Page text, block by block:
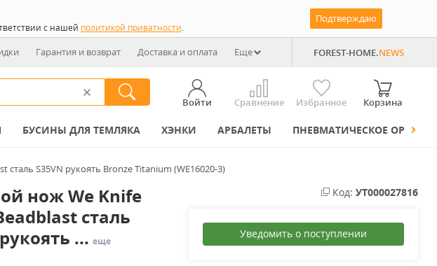
с нашей политикой приватности.
Подтверждаю
Гарантия и возврат Доставка и оплата Еще FOREST-HOME.NEWS
Войти Сравнение Избранное Корзина
БУСИНЫ ДЛЯ ТЕМЛЯКА ХЭНКИ АРБАЛЕТЫ ПНЕВМАТИЧЕСКОЕ ОРУЖИЕ
сталь S35VN рукоять Bronze Titanium (WE16020-3)
нож We Knife
сталь
... еще
Код: УТ000027816
Уведомить о поступлении